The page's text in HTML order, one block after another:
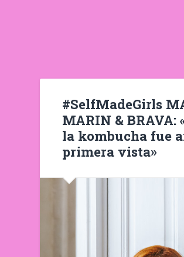
#SelfMadeGirls
MARIN & BRAVA:
la kombucha fue
primera vista»